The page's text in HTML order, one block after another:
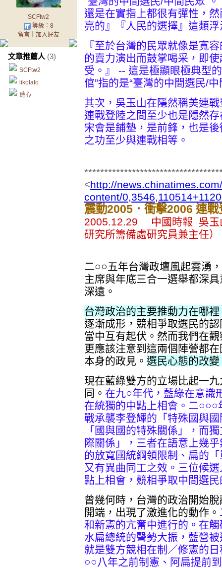
SCFtw2
等級：8
留言｜ 加入好友
文章推薦人 (3)
SCFtw2
likolalo
蓮心
還是在實指上都很有彈性，
亮的』『人民的選擇』這類
『至於台灣的民眾就像是寬
的賣力演出而鼓掌喝采，即
受。』 -- 這是極顯眼極典型
倌”指的是“臺灣的中間選民/中
其次，吳玉山在隱然稱美連
連戰登陸之間至少也是隱然
宋會是鋪墊，是前鋒，也是
之功至少與連戰相等。
<http://
content/
震動2005．衝擊2006 連
2005.12.29 中國時報 吳玉
研究所籌備處研究員兼主任）
二○○五年台灣政壇風起雲湧
主席與年底三合一選舉都深
深遠。
台灣政治的主要推動力在哪裡
逐漸成形，競相爭取選民的
當中互有起伏。然而我們在
更應該注意到這兩個陣營都
本身的政見。 選民心態的改
現在藍綠雙方的立場比起一
同。 在九○年代，藍綠在意識
在統獨的中點上相會。二
戰承襲李登輝的「特殊國與
「國與國的特殊關係」，而
際關係」，三者在語意上幾
的放寬國統綱領限制、扁的
又有異曲同工之效。三位候
點上相會，競相爭取中間選
曾幾何時，台灣的政治開始
開端，出現了激進化的動作。
和新憲的亢奮中進行的。在
水扁總統的聲勢大振，藍營
就是雙方競相在制／修憲的
○○八年之前制憲、阿扁提前